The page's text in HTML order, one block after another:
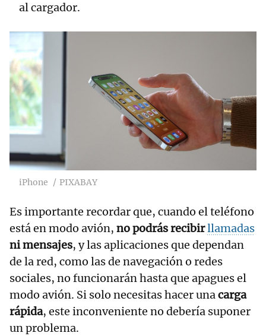
al cargador.
iPhone PIXABAY
Es importante recordar que, cuando el teléfono
está en modo avión, no podrás recibirllamadas
ni mensajes, y las aplicaciones que dependan
de la red, como las de navegación o redes
sociales, no funcionarán hasta que apagues el
modo avión. Si solo necesitas hacer unacarga
rápida, este inconveniente no debería suponer
un problema.